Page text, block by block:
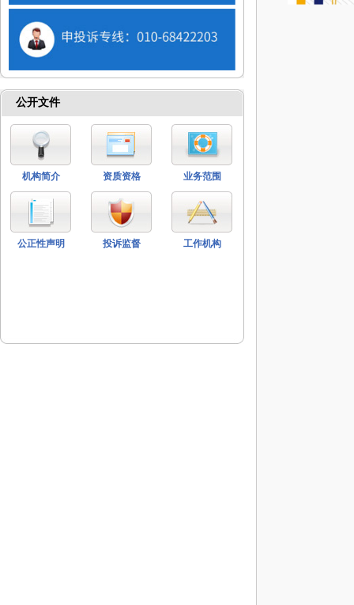
公开文件
机构简介 资质资格 业务范围
公正性声明 投诉监督 工作机构